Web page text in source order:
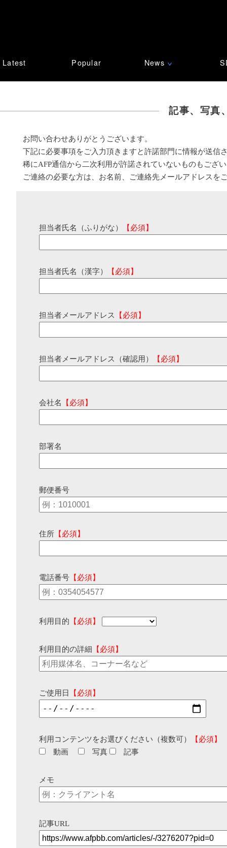
Latest Popular News ∨
記事、写真
お問い合わせありがとうございます。
下記に必要事項をご入力頂きますと許諾部門に情報が送信
稀にAFP通信から二次利用が許諾されていないものもござ
ご連絡の必要な方は、お名前、ご連絡先メールアドレスを
担当者氏名（ふりがな） 【必須】
担当者氏名（漢字） 【必須】
担当者メールアドレス 【必須】
担当者メールアドレス（確認用） 【必須】
会社名 【必須】
部署名
郵便番号
住所 【必須】
電話番号 【必須】
利用目的 【必須】
利用目的の詳細 【必須】
ご使用日 【必須】
利用コンテンツをお選びください（複数可）
【必須】
動画
写真 記事
メモ
記事URL